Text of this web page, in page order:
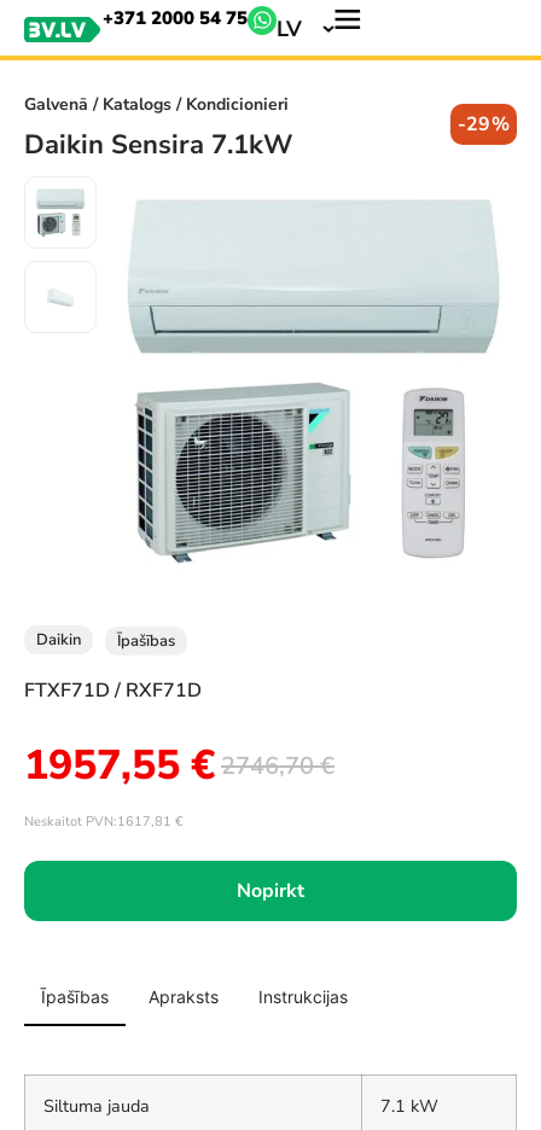
+371 2000 54 75 LV
Galvenā / Katalogs/ Kondicionieri
Daikin Sensira 7.1kW
-29%
Daikin Īpašības
FTXF71D / RXF71D
2746,70€
1957,55€
Neskaitot PVN:1617,81 €
Nopirkt
Īpašības Apraksts Instrukcijas
Siltuma jauda 7.1 kW